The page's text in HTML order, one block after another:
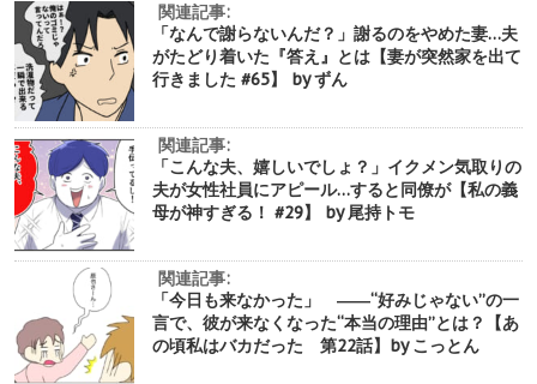
関連記事:
「なんで謝らないんだ？」謝るのをやめた妻…夫
がたどり着いた『答え』とは【妻が突然家を出て
行きました #65】 by ずん
関連記事:
「こんな夫、嬉しいでしょ？」イクメン気取りの
夫が女性社員にアピール…すると同僚が【私の義
母が神すぎる！ #29】 by 尾持トモ
関連記事:
「今日も来なかった」 ――“好みじゃない”の一
言で、彼が来なくなった“本当の理由”とは？【あ
の頃私はバカだった 第22話】by こっとん